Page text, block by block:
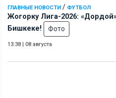
ГЛАВНЫЕ НОВОСТИ / ФУТБОЛ
Жогорку Лига-2026:
Бишкеке!
Фото
13:38 | 08 августа